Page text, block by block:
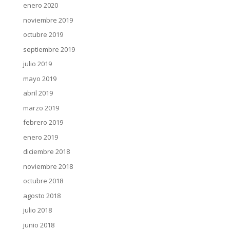
enero 2020
noviembre 2019
octubre 2019
septiembre 2019
julio 2019
mayo 2019
abril 2019
marzo 2019
febrero 2019
enero 2019
diciembre 2018
noviembre 2018
octubre 2018
agosto 2018
julio 2018
junio 2018